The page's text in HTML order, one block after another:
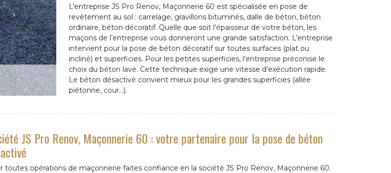
L’entreprise JS Pro Renov, Maçonnerie 60 est spécialisée en pose de
revêtement au sol : carrelage, gravillons bituminés, dalle de béton, béton
ordinaire, béton décoratif. Quelle que soit l’épaisseur de votre béton, les
maçons de l’entreprise vous donneront une grande satisfaction. L’entreprise
intervient pour la pose de béton décoratif sur toutes surfaces (plat ou
incliné) et superficies. Pour les petites superficies, l’entreprise préconise le
choix du béton lavé. Cette technique exige une vitesse d’exécution rapide.
Le béton désactivé convient mieux pour les grandes superficies (allée
piétonne, cour…).
JS Pro Renov, Maçonnerie 60 : votre partenaire pour la pose de béton
toutes opérations de maçonnerie faites confiance en la société JS Pro Renov, Maçonnerie 60.